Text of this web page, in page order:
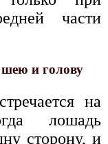
части
шею и голову
на
лошадь
сторону, и